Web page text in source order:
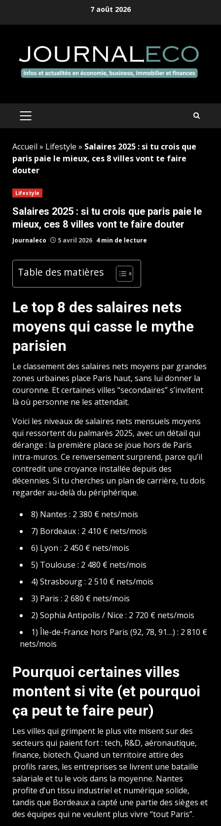
7 août 2026
MENU
PRINCIPAL
Accueil » Lifestyle » Salaires 2025 : si tu crois que
paris paie le mieux, ces 8 villes vont te faire
douter
Lifestyle
Salaires 2025 : si tu crois que paris paie le
mieux, ces 8 villes vont te faire douter
Journaleco 5 avril 2026 4 min de lecture
Table des matières
Le top 8 des salaires nets
moyens qui casse le mythe
parisien
Le classement des salaires nets moyens par grandes
zones urbaines place Paris haut, sans lui donner la
couronne. Et certaines villes “secondaires” s’invitent
là où personne ne les attendait.
Voici les niveaux de salaires nets mensuels moyens
qui ressortent du palmarès 2025, avec un détail qui
dérange : la première place se joue hors de Paris
intra-muros. Ce renversement surprend, parce qu’il
contredit une croyance installée depuis des
décennies. Si tu cherches un plan de carrière, tu dois
regarder au-delà du périphérique.
8) Nantes : 2 380 € nets/mois
7) Bordeaux : 2 410 € nets/mois
6) Lyon : 2 450 € nets/mois
5) Toulouse : 2 480 € nets/mois
4) Strasbourg : 2 510 € nets/mois
3) Paris : 2 680 € nets/mois
2) Sophia Antipolis / Nice : 2 720 € nets/mois
1) Île-de-France hors Paris (92, 78, 91…) : 2 810 €
nets/mois
Pourquoi certaines villes
montent si vite (et pourquoi
ça peut te faire peur)
Les villes qui grimpent le plus vite misent sur des
secteurs qui paient fort : tech, R&D, aéronautique,
finance, biotech. Quand un territoire attire des
profils rares, les entreprises se livrent une bataille
salariale et tu le vois dans la moyenne. Nantes
profite d’un tissu industriel et numérique solide,
tandis que Bordeaux a capté une partie des sièges et
des équipes qui ne veulent plus vivre “tout Paris”.